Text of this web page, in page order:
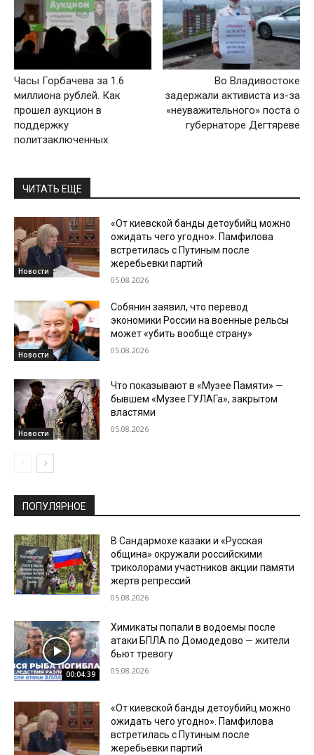
Часы Горбачева за 1.6
миллиона рублей. Как
прошел аукцион в
поддержку
политзаключенных
Во Владивостоке
задержали активиста из-за
«неуважительного» поста о
губернаторе Дегтяреве
ЧИТАТЬ ЕЩЕ
Новости
«От киевской банды детоубийц можно
ожидать чего угодно». Памфилова
встретилась с Путиным после
жеребьевки партий
05.08.2026
Новости
Собянин заявил, что перевод
экономики России на военные рельсы
может «убить вообще страну»
05.08.2026
Новости
Что показывают в «Музее Памяти» —
бывшем «Музее ГУЛАГа», закрытом
властями
05.08.2026
ПОПУЛЯРНОЕ
В Сандармохе казаки и «Русская
община» окружали российскими
триколорами участников акции памяти
жертв репрессий
05.08.2026
00:04:39
Химикаты попали в водоемы после
атаки БПЛА по Домодедово — жители
бьют тревогу
05.08.2026
«От киевской банды детоубийц можно
ожидать чего угодно». Памфилова
встретилась с Путиным после
жеребьевки партий